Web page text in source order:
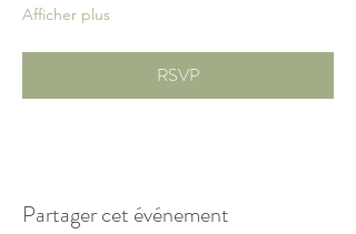
Afficher plus
RSVP
Partager cet événement